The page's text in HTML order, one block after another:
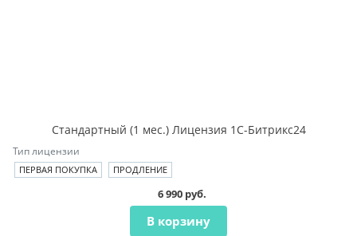
Стандартный (1 мес.) Лицензия 1С-Битрикс24
Тип лицензии
ПЕРВАЯ ПОКУПКА ПРОДЛЕНИЕ
6 990 руб.
В корзину